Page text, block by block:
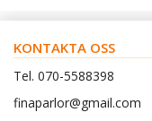
KONTAKTA OSS
Tel. 070-5588398
finaparlor@gmail.com